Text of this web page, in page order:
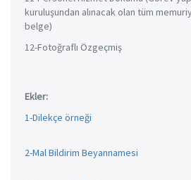
kuruluşundan alınacak olan tüm
belge)
12-Fotoğraflı Özgeçmiş
Ekler:
1-Dilekçe örneği
2-Mal Bildirim Beyannamesi